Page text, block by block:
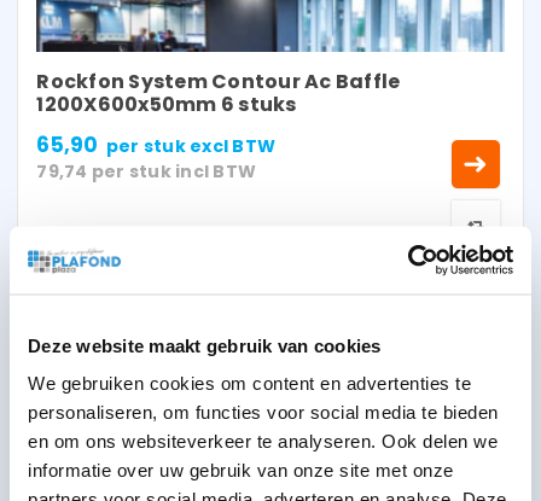
Deze website maakt gebruik van cookies
We gebruiken cookies om content en advertenties te
personaliseren, om functies voor social media te bieden
en om ons websiteverkeer te analyseren. Ook delen we
informatie over uw gebruik van onze site met onze
Rockfon System Contour Ac Baffle
1200X600x50mm 6 stuks
65,90 per stukexcl BTW
79,74 per stuk incl BTW